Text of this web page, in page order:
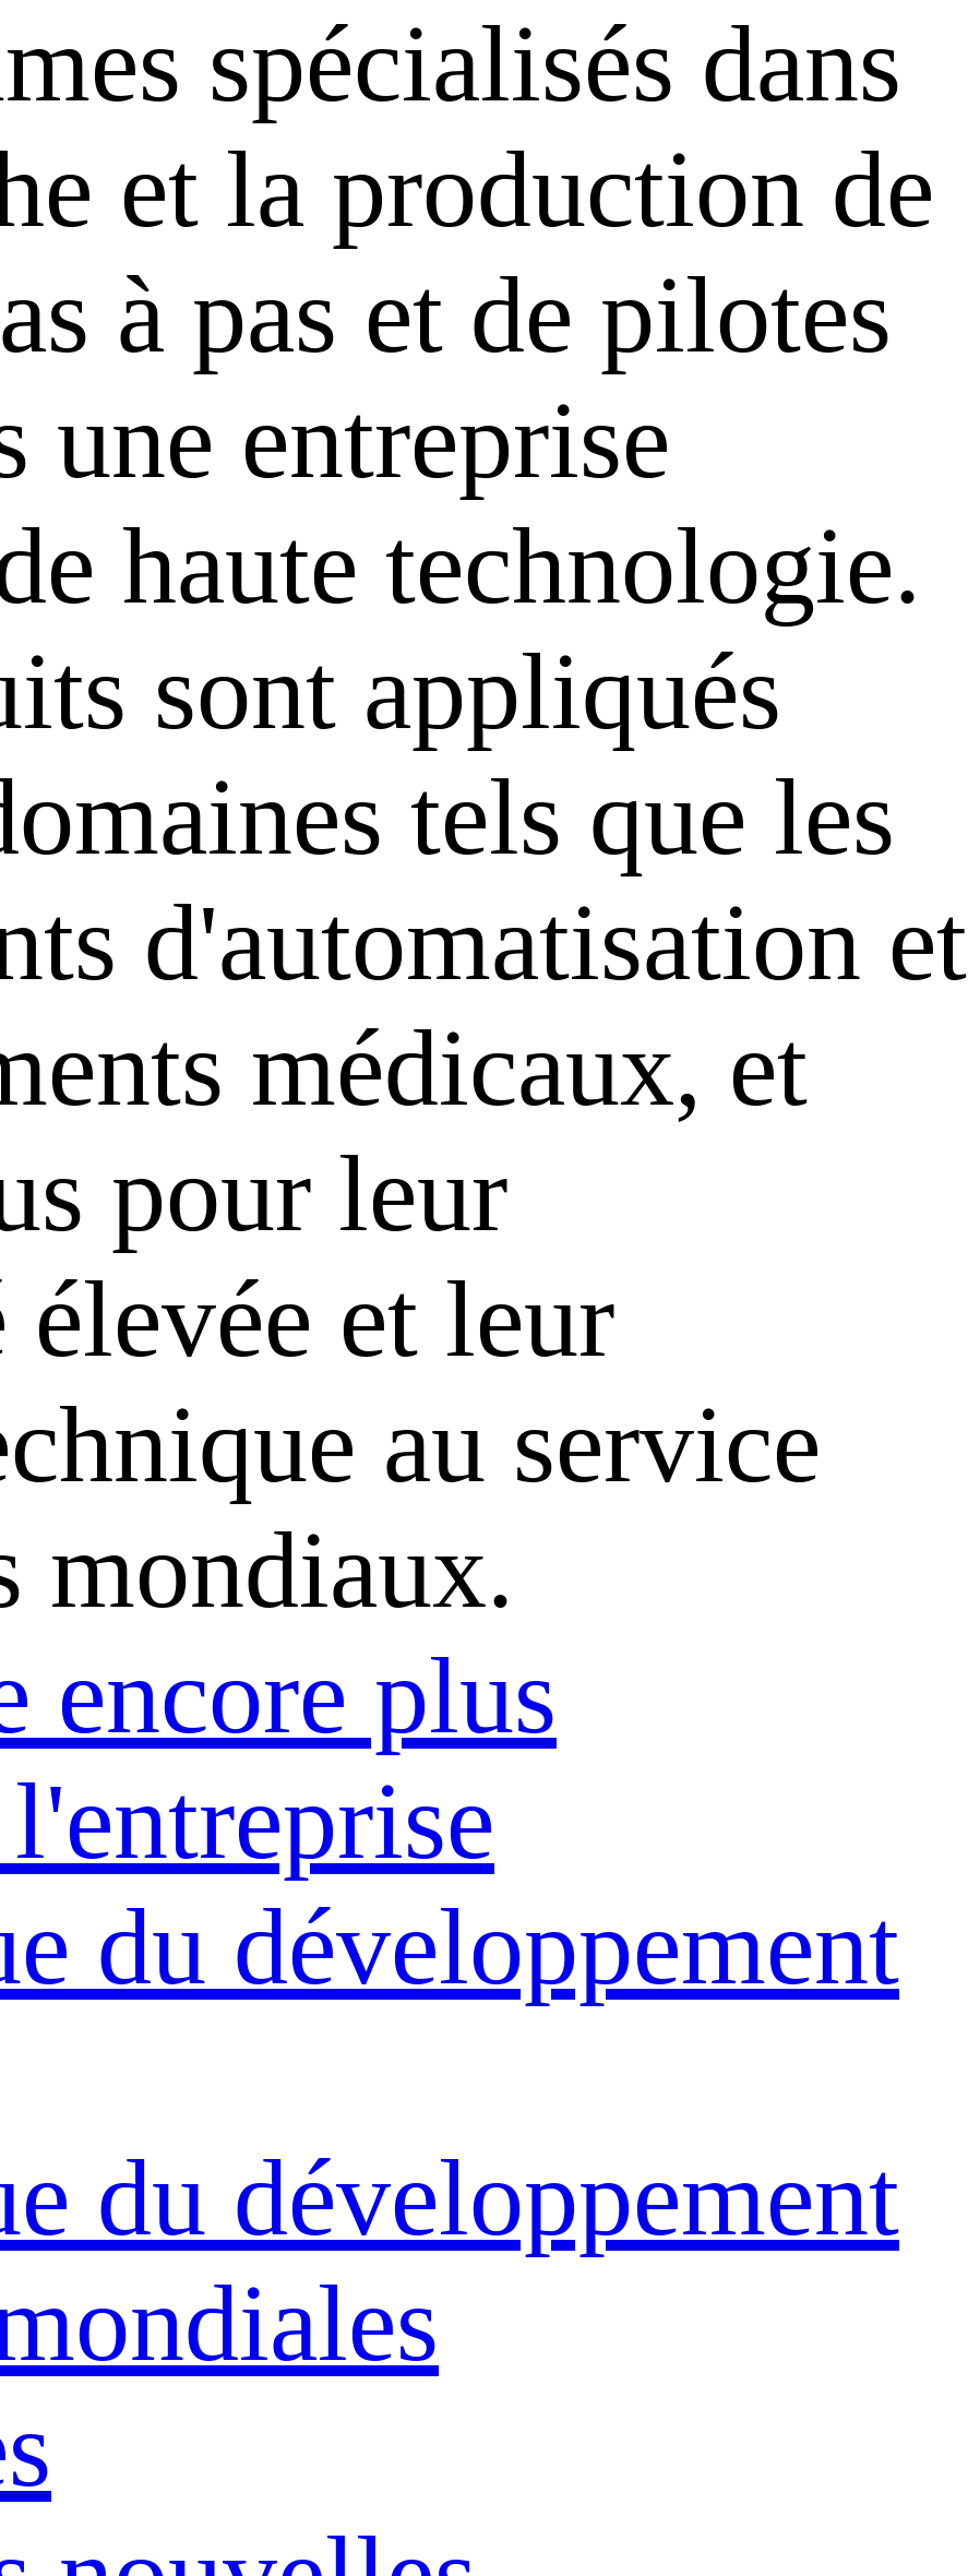
spécialisés dans
et la production de
à pas et de pilotes
une entreprise
haute technologie.
sont appliqués
tels que les
d'automatisation et
médicaux, et
pour leur
et leur
au service
mondiaux.
encore plus
du développement
du développement